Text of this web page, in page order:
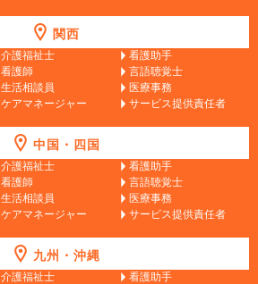
関西
介護福祉士
看護助手
看護師
言語聴覚士
生活相談員
医療事務
ケアマネージャー サービス提供責任者
中国・四国
介護福祉士
看護助手
看護師
言語聴覚士
生活相談員
医療事務
ケアマネージャー サービス提供責任者
九州・沖縄
介護福祉士
看護助手